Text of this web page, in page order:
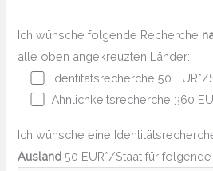
Ich wünsche folgende Recherche
alle oben angekreuzten Länder:
Identitätsrecherche 50 EUR*/
Ähnlichkeitsrecherche 360
Ich wünsche eine
Ausland 50 EUR*/Staat für folgende